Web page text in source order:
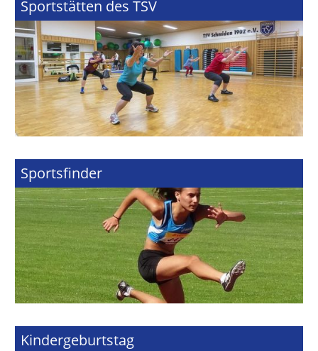
Sportstätten des TSV
Sportsfinder
Kindergeburtstag